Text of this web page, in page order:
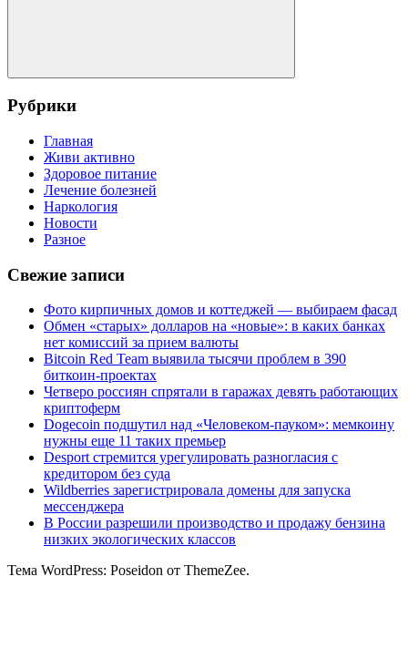
Поиск
Рубрики
Главная
Живи активно
Здоровое питание
Лечение болезней
Наркология
Новости
Разное
Свежие записи
Фото кирпичных домов и коттеджей — выбираем фасад
Обмен «старых» долларов на «новые»: в каких банках
нет комиссий за прием валюты
Bitcoin Red Team выявила тысячи проблем в 390
биткоин-проектах
Четверо россиян спрятали в гаражах девять работающих
криптоферм
Dogecoin подшутил над «Человеком-пауком»: мемкоину
нужны еще 11 таких премьер
Desport стремится урегулировать разногласия с
кредитором без суда
Wildberries зарегистрировала домены для запуска
мессенджера
В России разрешили производство и продажу бензина
низких экологических классов
Тема WordPress: Poseidon от ThemeZee.